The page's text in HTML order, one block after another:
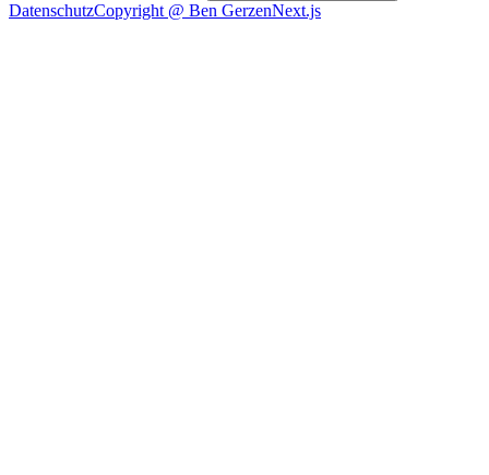
DatenschutzCopyright @ Ben GerzenNext.js